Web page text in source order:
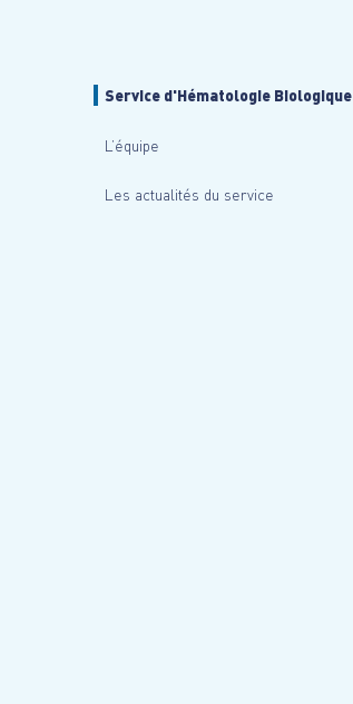
Service d'Hématologie Biologique
L’équipe
Les actualités du service